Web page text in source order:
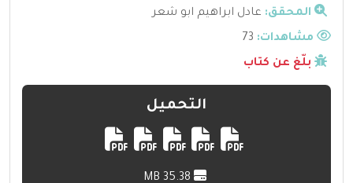
المحقق: عادل ابراهيم ابو شعر
مشاهدات:
بلّغ عن كتاب
التحميل